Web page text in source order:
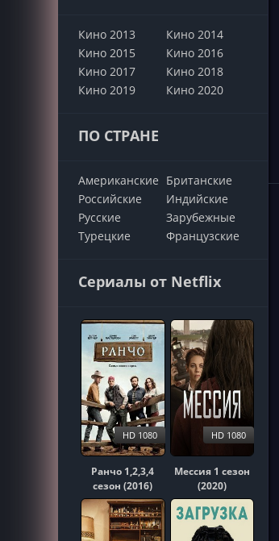
Кино 2013
Кино 2014
Кино 2015
Кино 2016
Кино 2017
Кино 2018
Кино 2019
Кино 2020
ПО СТРАНЕ
Американские Британские
Российские
Индийские
Русские
Зарубежные
Турецкие
Французские
Сериалы от Netflix
Ранчо 1,2,3,4
сезон (2016)
HD 1080
Мессия 1 сезон
(2020)
HD 1080